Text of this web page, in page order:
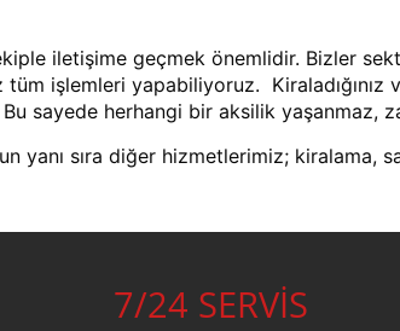
iletişime geçmek önemlidir. Bizler
işlemleri yapabiliyoruz.
sayede herhangi bir aksilik yaşanmaz,
yanı sıra diğer hizmetlerimiz; kiralama,
7/24 SERVİS